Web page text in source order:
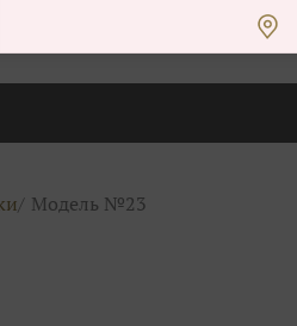
Модель №23